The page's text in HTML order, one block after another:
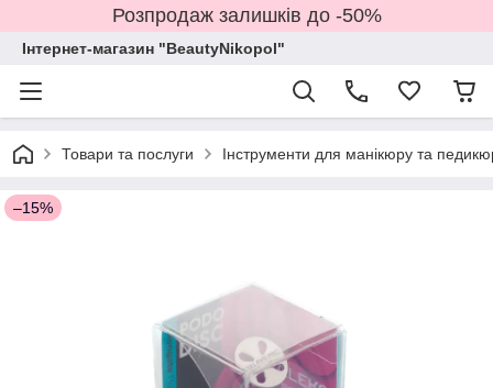
Розпродаж залишків до -50%
Інтернет-магазин "BeautyNikopol"
Товари та послуги Інструменти для манікюру та
–15%